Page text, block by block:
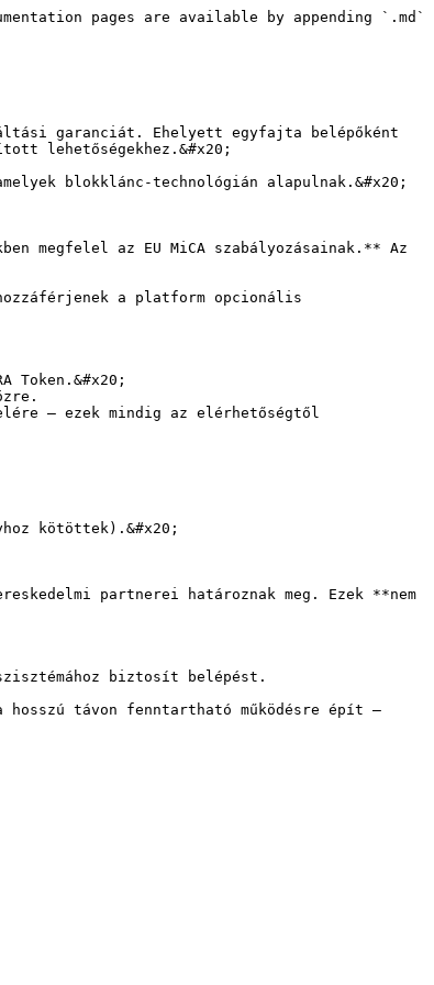
pages are available by appending `.md`
garanciát. Ehelyett egyfajta belépőként
lehetőségekhez.&#x20;
blokklánc-technológián alapulnak.&#x20;
megfelel az EU MiCA szabályozásainak.** Az
a platform opcionális
Token.&#x20;
– ezek mindig az elérhetőségtől
kötöttek).&#x20;
partnerei határoznak meg. Ezek **nem
biztosít belépést.
távon fenntartható működésre épít –